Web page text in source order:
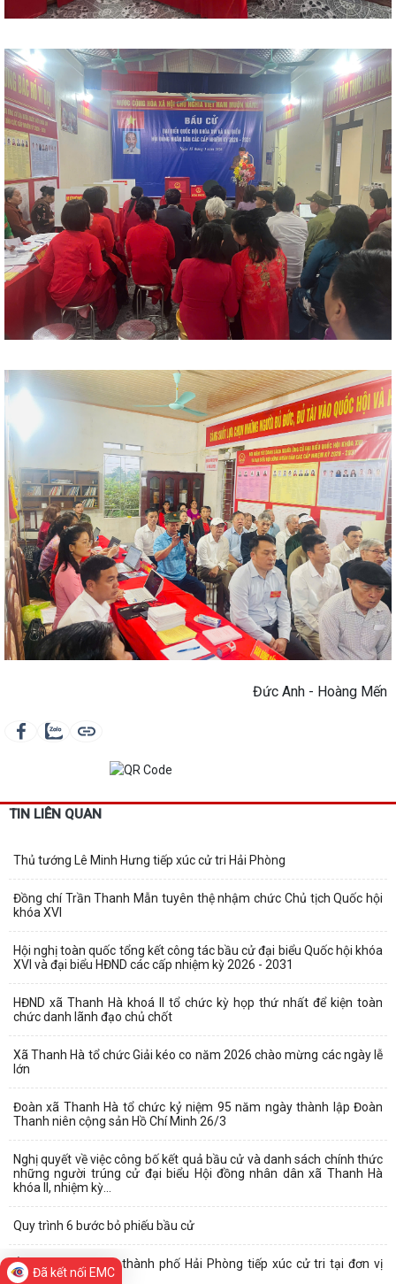
Đức Anh - Hoàng Mến
TIN LIÊN QUAN
Thủ tướng Lê Minh Hưng tiếp xúc cử tri Hải Phòng
Đồng chí Trần Thanh Mẫn tuyên thệ nhậm chức Chủ tịch Quốc hội
khóa XVI
Hội nghị toàn quốc tổng kết công tác bầu cử đại biểu Quốc hội khóa
XVI và đại biểu HĐND các cấp nhiệm kỳ 2026 - 2031
HĐND xã Thanh Hà khoá II tổ chức kỳ họp thứ nhất để kiện toàn
chức danh lãnh đạo chủ chốt
Xã Thanh Hà tổ chức Giải kéo co năm 2026 chào mừng các ngày lễ
lớn
Đoàn xã Thanh Hà tổ chức kỷ niệm 95 năm ngày thành lập Đoàn
Thanh niên cộng sản Hồ Chí Minh 26/3
Nghị quyết về việc công bố kết quả bầu cử và danh sách chính thức
những người trúng cử đại biểu Hội đồng nhân dân xã Thanh Hà
khóa II, nhiệm kỳ...
Quy trình 6 bước bỏ phiếu bầu cử
Ứng cử viên HĐND thành phố Hải Phòng tiếp xúc cử tri tại đơn vị
bầu cử số 15
Đã kết nối EMC